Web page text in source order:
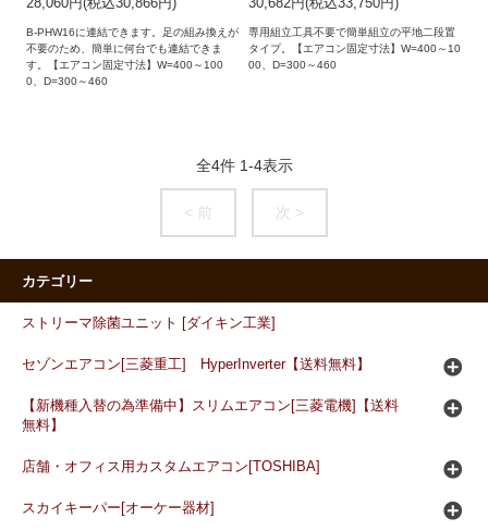
B-PHW16に連結できます。足の組み換えが
不要のため、簡単に何台でも連結できま
す。【エアコン固定寸法】W=400～100
0、D=300～460
専用組立工具不要で簡単組立の平地二段置
タイプ。【エアコン固定寸法】W=400～10
00、D=300～460
全4件 1-4表示
< 前 次 >
カテゴリー
ストリーマ除菌ユニット [ダイキン工業]
セゾンエアコン[三菱重工] HyperInverter【送料無料】
【新機種入替の為準備中】スリムエアコン[三菱電機]【送料
無料】
店舗・オフィス用カスタムエアコン[TOSHIBA]
スカイキーパー[オーケー器材]